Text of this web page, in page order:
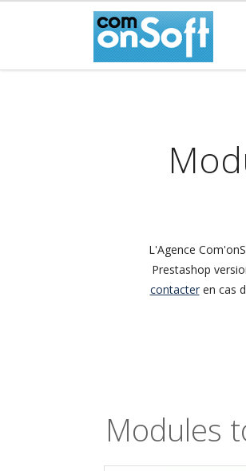
L'Agence
Prestashop
contacteren cas
Modules